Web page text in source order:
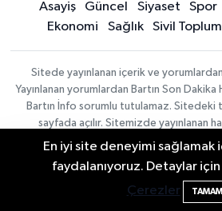
Asayiş Güncel Siyaset Spor
Ekonomi
Sağlık Sivil Toplum
Sitede yayınlanan içerik ve
Yayınlanan yorumlardan Bartın Son
Bartın İnfo sorumlu tutulamaz. Sitedeki
sayfada açılır. Sitemizde yayınlanan
fotoğraflar izin alınmaksızın kaynak
En iyi site deneyimi
faydalanıyoruz. Detaylar için
Çerezler
TAMAM
Bartın'da Şafak
Şüpheli Aranıyor